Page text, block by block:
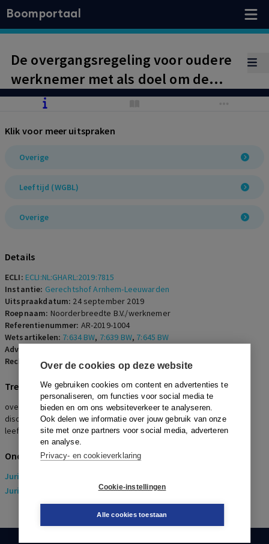
Over de cookies op deze website
We gebruiken cookies om content en advertenties te
personaliseren, om functies voor social media te
bieden en om ons websiteverkeer te analyseren.
Ook delen we informatie over jouw gebruik van onze
site met onze partners voor social media, adverteren
en analyse.
Privacy- en cookieverklaring
Cookie-instellingen
Alle cookies toestaan
Boomportaal
De overgangsregeling voor oudere
werknemer met als doel om de
oudere werknemers voor verlies
geringere spaarmogelijkheden te
compenseren is legitiem. Het
deze categorie werknemers is in dat
verband ook passend en
geen ORT verschuldigd.
Klik voor meer uitspraken
Overige
Leeftijd (WGBL)
Overige
Details
ECLI: ECLI:NL:GHARL:2019:7815
Instantie: Gerechtshof Arnhem-Leeuwarden
Uitspraakdatum: 24 september 2019
Roepnaam: Noorderbreedte B.V./werknemer
Referentienummer: AR-2019-1004
Wetsartikelen: 7:634 BW, 7:639 BW, 7:645 BW
Advocaten:
Rechters:M.E.L. Fikkers, J.H. Kuiper en W.F. Boele
Trefwoorden
overgangsregeling, PLB-uren, ORT, onregelmatigheidstoeslag,
discriminatoire regeling, verboden leeftijdsonderscheid,
leeftijdsdiscriminatie, loonbegrip, Williams e.a./British Airways
Onderwerpen
Juridisch
Juridisch
> Sociaal Zekerheidsrecht